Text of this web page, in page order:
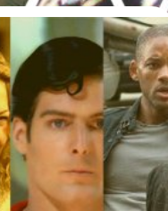
‘ผู้กำกับขอตัด
มบูรณ์กว่าต้นฉบับ
นอกจากจะกู้ชื่อทั้งของผู้
อกไปแล้ว ยังทำให้หนัง
ถูกพูดถึง ในอดีตหนังฉบับ
ดหนังอยู่กับผู้ออกเงิน